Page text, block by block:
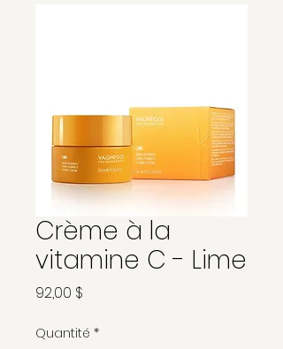
Crème à la
vitamine C - Lime
92,00 $
Quantité *